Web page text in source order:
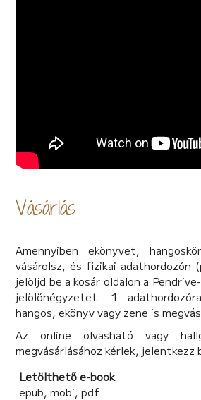
Köszönettel,
Andy Rea
Vásárlás
Amennyiben ekönyvet,
vásárolsz, és fizikai adathordozón
jelöljd be a kosár oldalon a
jelölőnégyzetet. 1
hangos, ekönyv vagy zene is
Az online olvasható vagy
megvásárlásához kérlek, jelentkezz
Letölthető e-book
epub, mobi, pdf